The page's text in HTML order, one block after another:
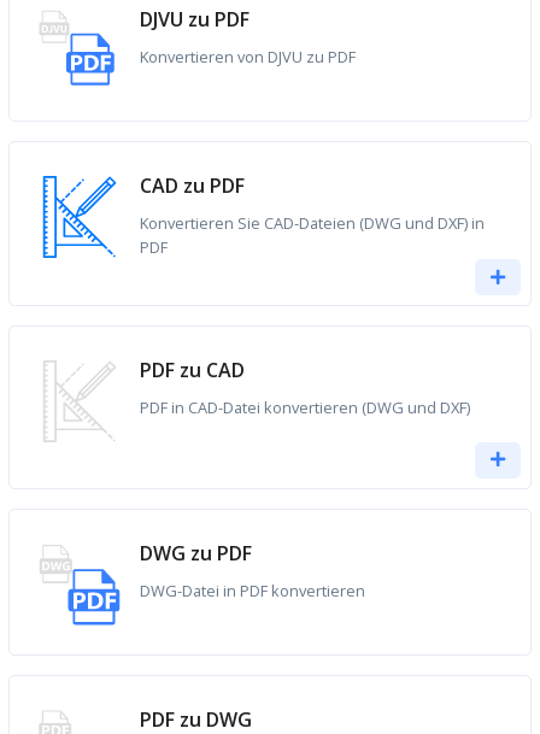
DJVU zu PDF
Konvertieren von DJVU zu PDF
CAD zu PDF
Konvertieren Sie CAD-Dateien (DWG und DXF) in
PDF
PDF zu CAD
PDF in CAD-Datei konvertieren (DWG und DXF)
DWG zu PDF
DWG-Datei in PDF konvertieren
PDF zu DWG